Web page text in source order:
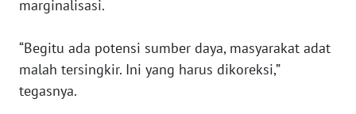
marginalisasi.
“Begitu ada potensi sumber daya, masyarakat adat
malah tersingkir. Ini yang harus dikoreksi,”
tegasnya.
SULBAR